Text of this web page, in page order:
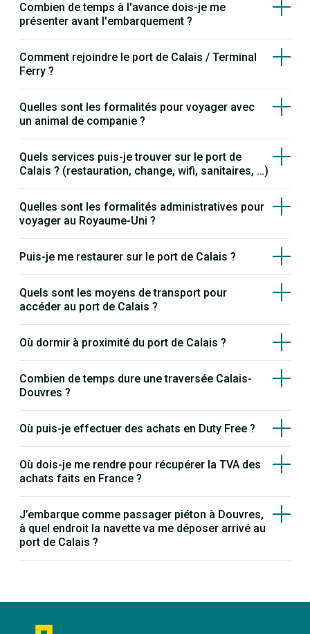
Combien de temps à l'avance dois-je me
présenter avant l'embarquement ?
Comment rejoindre le port de Calais / Terminal
Ferry ?
Quelles sont les formalités pour voyager avec
un animal de companie ?
Quels services puis-je trouver sur le port de
Calais ? (restauration, change, wifi, sanitaires, …)
Quelles sont les formalités administratives pour
voyager au Royaume-Uni ?
Puis-je me restaurer sur le port de Calais ?
Quels sont les moyens de transport pour
accéder au port de Calais ?
Où dormir à proximité du port de Calais ?
Combien de temps dure une traversée Calais-
Douvres ?
Où puis-je effectuer des achats en Duty Free ?
Où dois-je me rendre pour récupérer la TVA des
achats faits en France ?
J’embarque comme passager piéton à Douvres,
à quel endroit la navette va me déposer arrivé au
port de Calais ?